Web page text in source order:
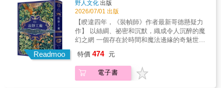
典讀書俱樂部會員票選年度大書《紐約時報》
年度百大選書歐洲七大國家成人小說年度暢銷
總冠軍銀河英國圖書獎年度犯罪驚悚小說全歐
洲暢銷作家TOP 1台灣高中職百校師長推薦
「驚悚推理，這些可精彩」瑞典每日新聞譽為
「年度最大文化輸出」★☆ 我們都愛莎蘭德
☆★國際知名作家史蒂芬．金、麥可．康納
利、薇兒．麥克德米、李．查德、麥可．翁達
傑、米涅．渥特絲、諾貝爾獎得主尤薩……小
客）竟能讓英國人的心跳加速呢？ ──《標準晚
報》 出於某種神奇的力量，拉森已讓一個應該
是完全令人難以置信的角色，成為現代文學中
最引人注目又最具說服力的角色……你或許會
好奇柯南道爾的福爾摩斯與克莉絲蒂的瑪波小
姐會如何看待莎蘭德，但她非常有可能加入他
物。 ──《每日郵報》 ★☆ 我們都愛莎蘭德
☆★國際知名作家史蒂芬．金、麥可．康納
高，面對致命危機時仍然堅定果決。」──《華
目上或許還有別的高齡偵探角色，但若論機
智、聰慧和人性關懷，他們仍然都比不上《週
四謀殺俱樂部》。」──《華爾街日報》 「歐斯
曼既描寫主要角色們的刺激冒險，也關注他們
性。」──《每日郵報》 「純粹喜悅的閱讀享
受，筆鋒銳利，充滿驚奇，心意真誠、悲喜交
們一如往常風趣又溫暖。我喜愛《週四謀殺俱
樂部》系列的其中一個原因，就是書中的世界
隨著每本新續集拓展得更廣。」──NPR 「辦案
過程中的障眼法令人滿意，謎團的答案也是精
心建構&hellip;&hellip;歐斯曼筆下歡樂的世界會
薦） 「歐斯曼擅長將各個不同的故事線用絕妙
的方式收束，並且表現出許許多多人物之間愛
的交流。」──《書單》（星號推薦） 「罪案情
克．哈洛蘭接下這樁看似不可能勝訴的官司，
卻意外發掘警局內部的黑暗祕密。 當證人接連
消失、監視錄影被刪除、檔案遭竄改，有人正
暗中監控他們的一舉一動&hellip;&hellip;極限二
十四小時內，艾迪必須找到證據、保護當事
人、守住自己與家人的性命。 威脅接連而來，
阱，而他正被逼入絕境。艾迪沒有退路，唯一
能倚賴的，是他當騙徒時養成的本能──看穿恐
之一」、台灣犯罪作家協會「年度最佳翻譯小
說」 《圈套》：理查與朱迪讀書俱樂部年度推
薦書單 我曾經是個騙子，九年前轉行成為律
師。轉換跑道之後，我發現自己還在玩同樣的
把戲&hellip;&hellip;只不過這一次，我擺弄的對
象成了檢察官、陪審團和法官，而我穿著現成
西裝，按小時計費。 艾迪．弗林，不是你熟悉
的律師。 作為大名鼎鼎的痞子律師，他曾經是
街頭混混，靠唬爛跟偷竊維生，如今卻站上法
揭露這起罪行，但賊河瀑布鎮的權貴急於將男
孩抓回來，現在他們也盯上了莉莎。莉莎和她
的年輕訪客無處可逃，危險正步步逼近。在
「暗星」那詭異而無情的威脅下，莉莎必須找
到拯救她們的方法，否則他們將成為另一場她
無法預見的慘劇的受害者。
Readmoo
野人文化 出版
2026/07/01 出版
【睽違四年，《裝幀師》作者最新哥德懸疑力
作】 以絲綢、祕密和沉默，織成令人沉醉的魔
幻之網 一個存在於時間和魔法邊緣的奇魅世界
渴望寂靜的失眠者── ★英國《星期日泰晤士
報》暢銷小說 ★《出版人週刊》《每日郵報》
《書商》雜誌讚嘆好評 當悲傷震耳欲聾， 唯有
特價 474 元
電子書